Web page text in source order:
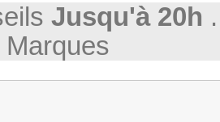
Jusqu'à 20h .